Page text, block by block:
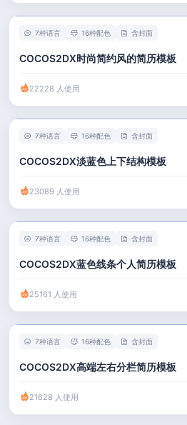
7种语言 16种配色 含封面
COCOS2DX时尚简约风的简历模板
22228 人使用
7种语言 16种配色 含封面
COCOS2DX淡蓝色上下结构模板
23089 人使用
7种语言 16种配色 含封面
COCOS2DX蓝色线条个人简历模板
25161 人使用
7种语言 16种配色 含封面
COCOS2DX高端左右分栏简历模板
21628 人使用